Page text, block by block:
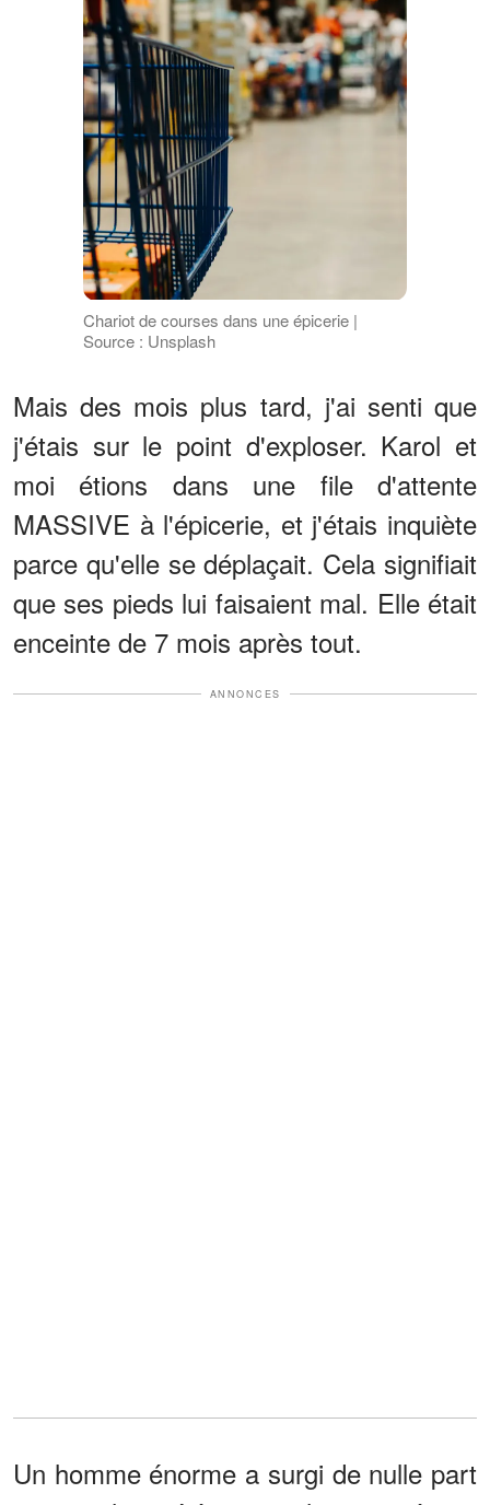
Chariot de courses dans une épicerie |
Source : Unsplash
Mais des mois plus tard, j'ai senti que
j'étais sur le point d'exploser. Karol et
moi étions dans une file d'attente
MASSIVE à l'épicerie, et j'étais inquiète
parce qu'elle se déplaçait. Cela signifiait
que ses pieds lui faisaient mal. Elle était
enceinte de 7 mois après tout.
ANNONCES
Un homme énorme a surgi de nulle part